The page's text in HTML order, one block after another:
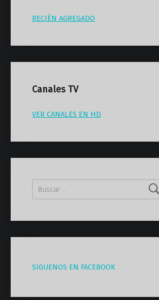
RECIÉN AGREGADO
Canales TV
VER CANALES EN HD
SIGUENOS EN FACEBOOK